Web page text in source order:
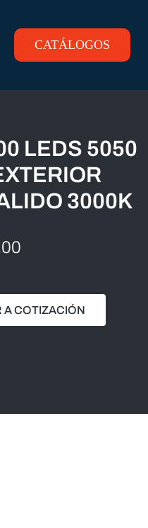
CATÁLOGOS
LEDS 5050
3000K
COTIZACIÓN